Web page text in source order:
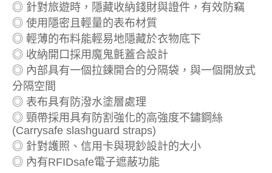
◎ 針對旅遊時，隱藏收納錢財與證件，有效防竊
◎ 使用隱密且輕量的表布材質
◎ 輕薄的布料能輕易地隱藏於衣物底下
◎ 收納開口採用魔鬼氈蓋合設計
◎ 內部具有一個拉鍊開合的分隔袋，與一個開放式
分隔空間
◎ 表布具有防潑水塗層處理
◎ 頸帶採用具有防割強化的高強度不鏽鋼絲
(Carrysafe slashguard straps)
◎ 針對護照、信用卡與現鈔設計的大小
◎ 內有RFIDsafe電子遮蔽功能